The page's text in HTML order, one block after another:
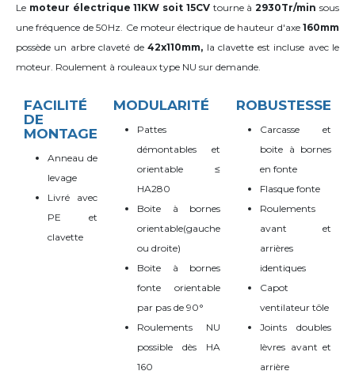
Le moteur électrique 11KW soit 15CVtourne à2930Tr/min sous
une fréquence de 50Hz. Ce moteur électrique de hauteur d'axe160mm
possède un arbre claveté de42x110mm, la clavette est incluse avec le
moteur. Roulement à rouleaux type NU sur demande.
FACILITÉ
DE
MONTAGE
Anneau de
levage
Livré avec
PE et
clavette
MODULARITÉ
Pattes
démontables et
orientable ≤
HA280
Boite à bornes
orientable(gauche
ou droite)
Boite à bornes
fonte orientable
par pas de 90°
Roulements NU
possible dès HA
160
ROBUSTESSE
Carcasse et
boite à bornes
en fonte
Flasque fonte
Roulements
avant et
arrières
identiques
Capot
ventilateur tôle
Joints doubles
lèvres avant et
arrière